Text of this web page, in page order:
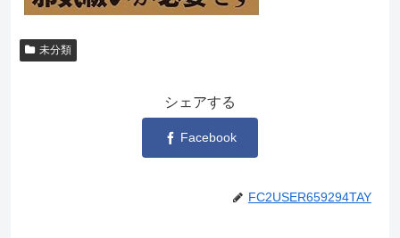
未分類
シェアする
Facebook
FC2USER659294TAY